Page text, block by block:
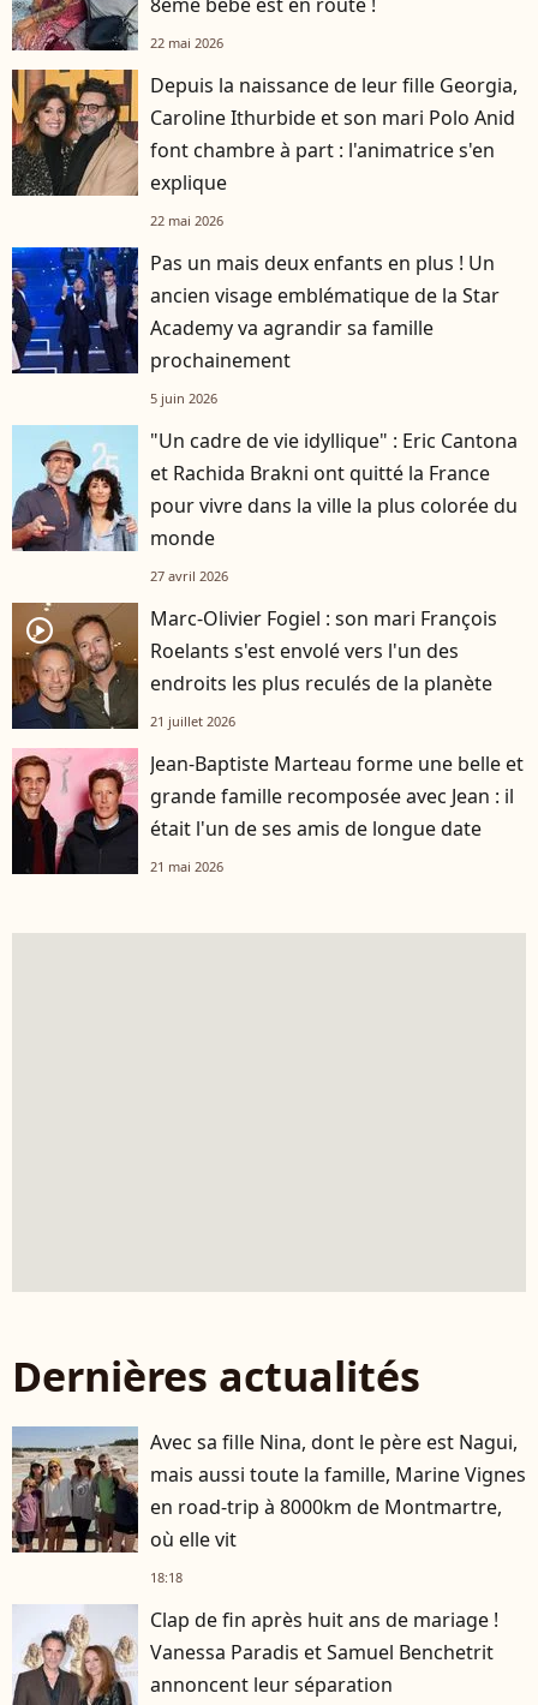
22 mai 2026
Depuis la naissance de leur fille Georgia,
Caroline Ithurbide et son mari Polo Anid
font chambre à part : l'animatrice s'en
explique
22 mai 2026
Pas un mais deux enfants en plus ! Un
ancien visage emblématique de la Star
Academy va agrandir sa famille
prochainement
5 juin 2026
"Un cadre de vie idyllique" : Eric Cantona
et Rachida Brakni ont quitté la France
pour vivre dans la ville la plus colorée du
monde
27 avril 2026
player2
Marc-Olivier Fogiel : son mari François
Roelants s'est envolé vers l'un des
endroits les plus reculés de la planète
21 juillet 2026
Jean-Baptiste Marteau forme une belle et
grande famille recomposée avec Jean : il
était l'un de ses amis de longue date
21 mai 2026
Dernières actualités
Avec sa fille Nina, dont le père est Nagui,
mais aussi toute la famille, Marine Vignes
en road-trip à 8000km de Montmartre,
où elle vit
18:18
Clap de fin après huit ans de mariage !
Vanessa Paradis et Samuel Benchetrit
annoncent leur séparation